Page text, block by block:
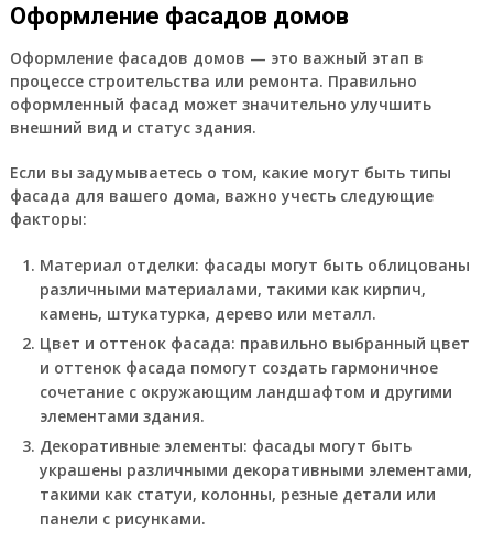
Оформление фасадов домов
Оформление фасадов домов — это важный этап в
процессе строительства или ремонта. Правильно
оформленный фасад может значительно улучшить
внешний вид и статус здания.
Если вы задумываетесь о том, какие могут быть типы
фасада для вашего дома, важно учесть следующие
факторы:
Материал отделки: фасады могут быть облицованы
различными материалами, такими как кирпич,
камень, штукатурка, дерево или металл.
Цвет и оттенок фасада: правильно выбранный цвет
и оттенок фасада помогут создать гармоничное
сочетание с окружающим ландшафтом и другими
элементами здания.
Декоративные элементы: фасады могут быть
украшены различными декоративными элементами,
такими как статуи, колонны, резные детали или
панели с рисунками.